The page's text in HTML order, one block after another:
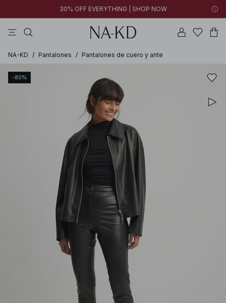
30% OFF EVERYTHING | SHOP NOW
NA-KD / Pantalones / Pantalones de cuero y ante
-80%